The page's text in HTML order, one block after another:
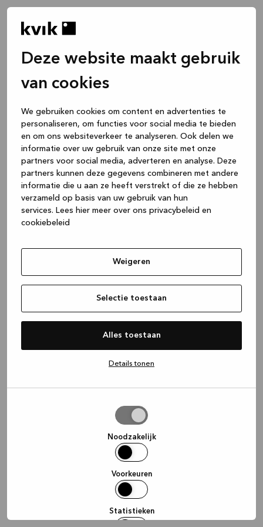
Deze website maakt gebruik
van cookies
We gebruiken cookies om content en advertenties te
personaliseren, om functies voor social media te bieden
en om ons websiteverkeer te analyseren. Ook delen we
informatie over uw gebruik van onze site met onze
partners voor social media, adverteren en analyse. Deze
partners kunnen deze gegevens combineren met andere
informatie die u aan ze heeft verstrekt of die ze hebben
verzameld op basis van uw gebruik van hun
services. Lees hier meer over ons privacybeleid en
cookiebeleid
Weigeren
Selectie toestaan
Alles toestaan
Details tonen
Noodzakelijk
Voorkeuren
Statistieken
(see the browser console for more
information).